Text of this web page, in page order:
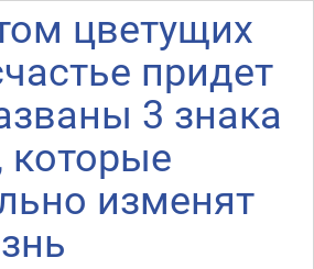
цветущих
придет
3 знака
которые
изменят